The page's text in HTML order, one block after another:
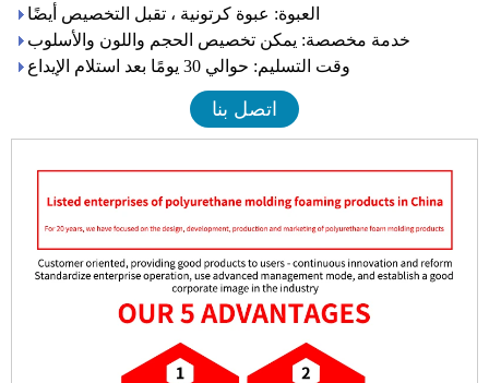
العبوة: عبوة كرتونية ، تقبل التخصيص أيضًا
خدمة مخصصة: يمكن تخصيص الحجم واللون والأسلوب
وقت التسليم: حوالي 30 يومًا بعد استلام الإيداع
اتصل بنا